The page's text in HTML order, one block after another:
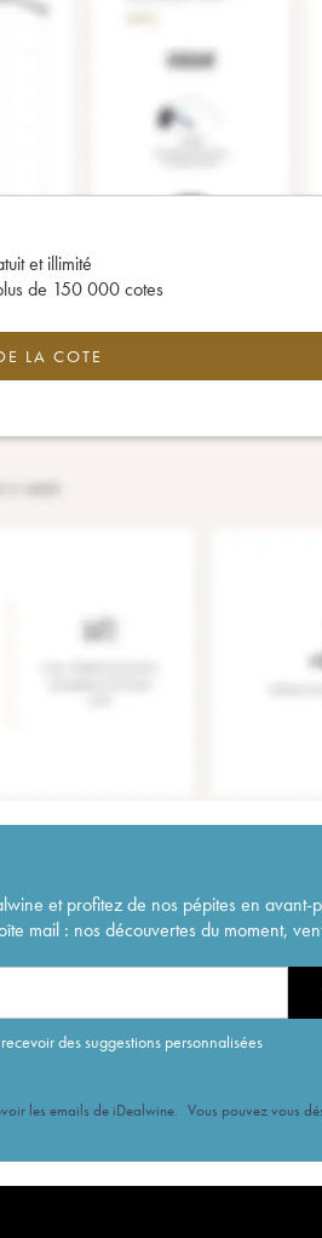
et illimité
de 150 000 cotes
LA COTE
et profitez de nos pépites en avant-
mail : nos découvertes du moment,
des suggestions personnalisées
les emails de iDealwine. Vous pouvez vous